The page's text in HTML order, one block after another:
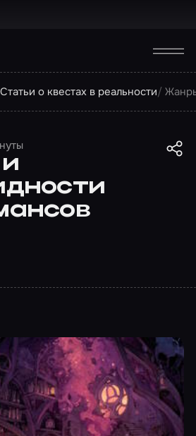
Статьи о квестах в реальности